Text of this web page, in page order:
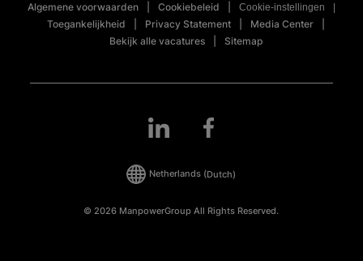
Algemene voorwaarden Cookiebeleid Cookie-instellingen
Toegankelijkheid Privacy Statement
Media Center
Bekijk alle vacatures
Sitemap
© 2026 ManpowerGroup All Rights Reserved.
Netherlands (Dutch)